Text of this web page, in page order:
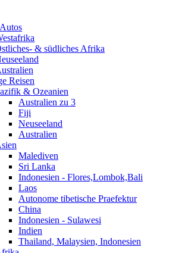
& südliches Afrika
Reisen
& Ozeanien
Australien zu 3
Fiji
Neuseeland
Australien
Malediven
Sri Lanka
Indonesien - Flores,Lombok,Bali
Laos
Autonome tibetische Praefektur
China
Indonesien - Sulawesi
Indien
Thailand, Malaysien, Indonesien